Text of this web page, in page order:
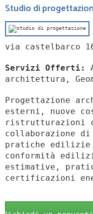
Studio di
via castelbarco
Servizi Offerti:
architettura,
Progettazione
esterni, nuove
ristrutturazioni
collaborazione
pratiche
conformità
estimative,
certificazioni